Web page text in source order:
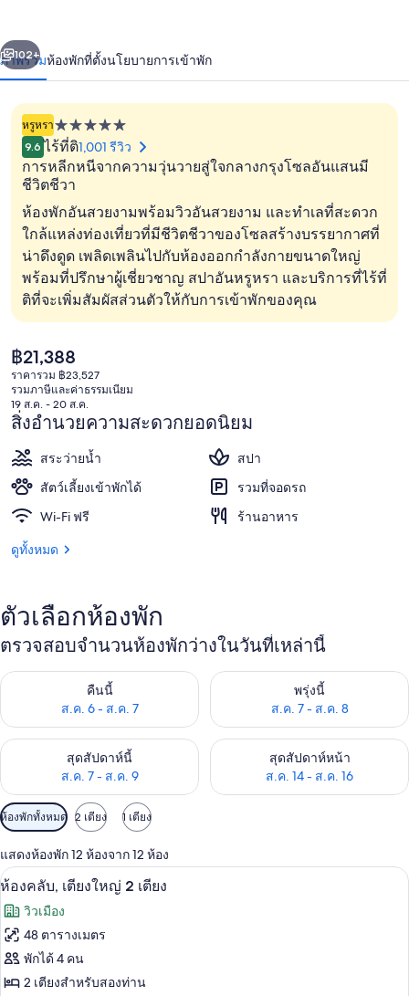
ซั่นส์
โซล
บริเวณภายนอก
า
ถัดไป
102+
ภาพรวมห้องพักที่ตั้งนโยบายการเข้าพัก
หรูหราที่พัก
5.0
ดาว
9.6 ไร้ที่ติ1,001 รีวิว
การหลีกหนีจากความวุ่นวายสู่ใจกลางกรุงโซลอันแสนมี
ชีวิตชีวา
ห้องพักอันสวยงามพร้อมวิวอันสวยงาม และทำเลที่สะดวก
ใกล้แหล่งท่องเที่ยวที่มีชีวิตชีวาของโซลสร้างบรรยากาศที่
น่าดึงดูด เพลิดเพลินไปกับห้องออกกำลังกายขนาดใหญ่
พร้อมที่ปรึกษาผู้เชี่ยวชาญ สปาอันหรูหรา และบริการที่ไร้ที่
ติที่จะเพิ่มสัมผัสส่วนตัวให้กับการเข้าพักของคุณ
ราคา
ปัจจุบัน
฿21,388
฿21,388
ราคารวม ฿23,527
รวมภาษีและค่าธรรมเนียม
19 ส.ค. - 20 ส.ค.
สิ่งอำนวยความสะดวกยอดนิยม
สระว่ายน้ำ
สปา
สัตว์เลี้ยงเข้าพักได้
รวมที่จอดรถ
Wi-Fi ฟรี
ร้านอาหาร
ดูทั้งหมด
ตัวเลือกห้องพัก
ตรวจสอบจำนวนห้องพักว่างในวันที่เหล่านี้
คืนนี้
ส.ค. 6 - ส.ค. 7
ตรวจสอบจำนวนห้องพักว่างในคืนนี้ ส.ค. 6 - ส.ค. 7พรุ่งนี้
ส.ค. 7 - ส.ค. 8
ตรวจสอบจำนวนห้องพักว่างใน
สุดสัปดาห์นี้
ส.ค. 7 - ส.ค. 9
ตรวจสอบจำนวนห้องพักว่างในสุดสัปดาห์นี้ ส.ค. 7 - ส.ค. 9
สุดสัปดาห์หน้า
ส.ค. 14 - ส.ค. 16
ตรวจสอบจำนวนห้องพักว่างใน
ตัว
กรอง
ที่
มี
ให้
สำหรับ
ห้อง
พัก
ห้องพักทั้งหมด 2 เตียง 1 เตียง
แสดงห้องพัก 12 ห้องจาก 12 ห้อง
เปิด
ภาพถ่าย
ทั้งหมด
ของ
ห้อง
4
ห้องคลับ, เตียงใหญ่ 2 เตียง
วิวเมือง
48 ตารางเมตร
พักได้ 4 คน
2 เตียงสำหรับสองท่าน